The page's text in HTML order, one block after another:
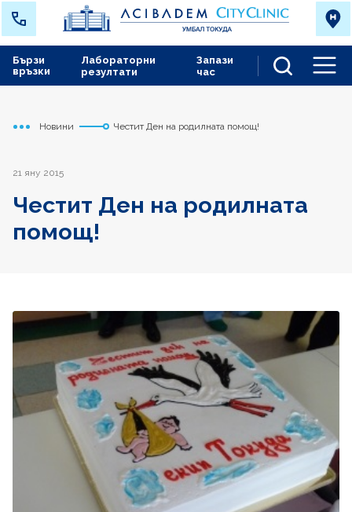
Лабораторни
резултати
Запази
час
Бързи
връзки
Начало
Токуда
Новини Честит Ден на родилната помощ!
21 яну 2015
Честит Ден на родилната
помощ!